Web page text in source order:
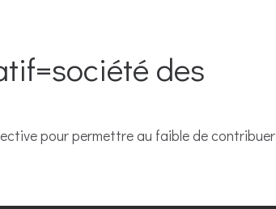
des
pour permettre au faible de contribuer